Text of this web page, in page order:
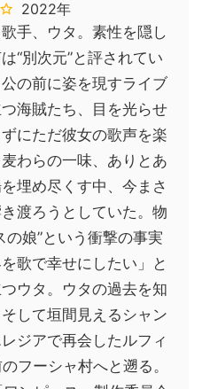
2022年
手、ウタ。素性を隠し
“別次元”と評されてい
の前に姿を現すライブ
海賊たち、目を光らせ
にただ彼女の歌声を楽
わらの一味、ありとあ
埋め尽くす中、今まさ
渡ろうとしていた。物
娘”という衝撃の事実
歌で幸せにしたい」と
ウタ。ウタの過去を知
して垣間見えるシャン
ジアで再会したルフィ
フーシャ村へと遡る。